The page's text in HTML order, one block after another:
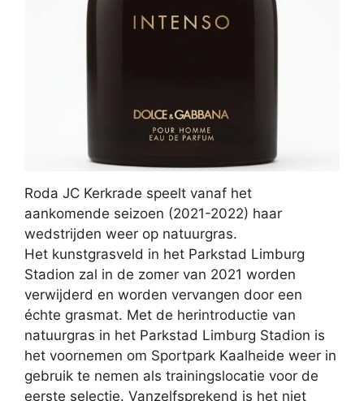
Roda JC Kerkrade speelt vanaf het
aankomende seizoen (2021-2022) haar
wedstrijden weer op natuurgras.
Het kunstgrasveld in het Parkstad Limburg
Stadion zal in de zomer van 2021 worden
verwijderd en worden vervangen door een
échte grasmat. Met de herintroductie van
natuurgras in het Parkstad Limburg Stadion is
het voornemen om Sportpark Kaalheide weer in
gebruik te nemen als trainingslocatie voor de
eerste selectie. Vanzelfsprekend is het niet